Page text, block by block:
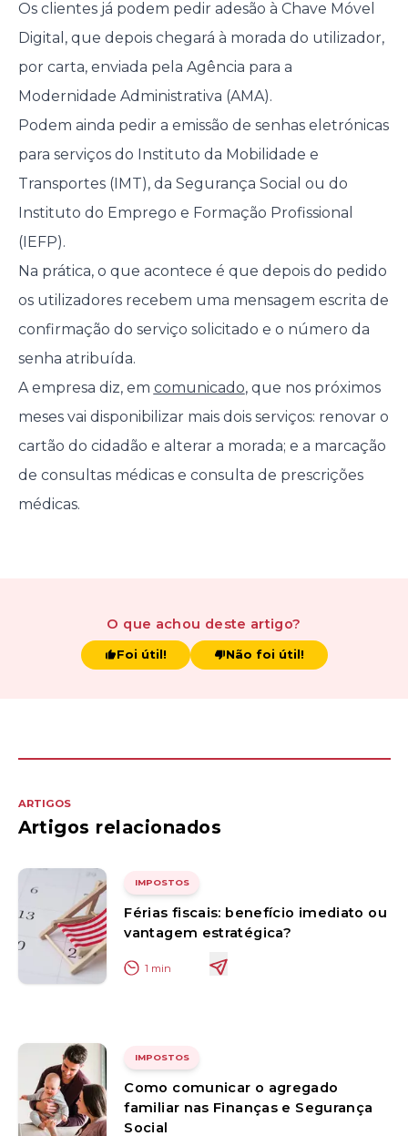
Os clientes já podem pedir adesão à Chave Móvel
Digital, que depois chegará à morada do utilizador,
por carta, enviada pela Agência para a
Modernidade Administrativa (AMA).
Podem ainda pedir a emissão de senhas eletrónicas
para serviços do Instituto da Mobilidade e
Transportes (IMT), da Segurança Social ou do
Instituto do Emprego e Formação Profissional
(IEFP).
Na prática, o que acontece é que depois do pedido
os utilizadores recebem uma mensagem escrita de
confirmação do serviço solicitado e o número da
senha atribuída.
A empresa diz, em comunicado, que nos próximos
meses vai disponibilizar mais dois serviços: renovar o
cartão do cidadão e alterar a morada; e a marcação
de consultas médicas e consulta de prescrições
médicas.
O que achou deste artigo?
Foi útil! Não foi útil!
ARTIGOS
Artigos relacionados
IMPOSTOS
Férias fiscais: benefício imediato ou
vantagem estratégica?
1 min
IMPOSTOS
Como comunicar o agregado
familiar nas Finanças e Segurança
Social